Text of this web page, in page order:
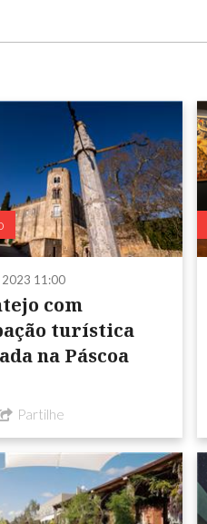
2023 11:00
com
turística
na Páscoa
Partilhe